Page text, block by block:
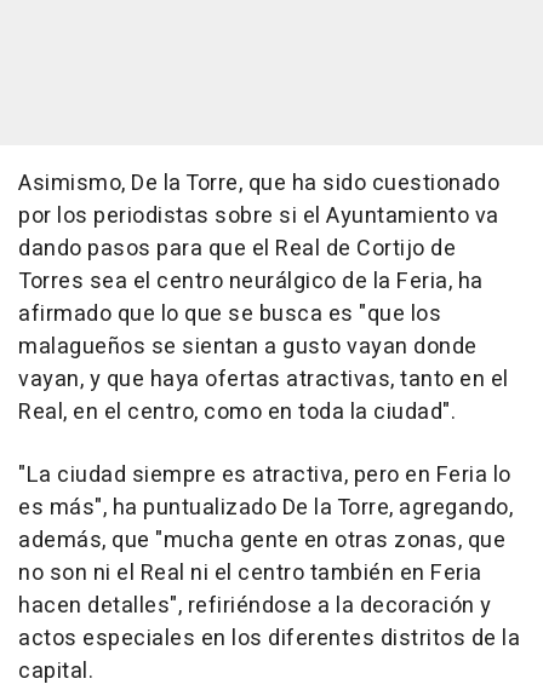
Asimismo, De la Torre, que ha sido cuestionado
por los periodistas sobre si el Ayuntamiento va
dando pasos para que el Real de Cortijo de
Torres sea el centro neurálgico de la Feria, ha
afirmado que lo que se busca es "que los
malagueños se sientan a gusto vayan donde
vayan, y que haya ofertas atractivas, tanto en el
Real, en el centro, como en toda la ciudad".
"La ciudad siempre es atractiva, pero en Feria lo
es más", ha puntualizado De la Torre, agregando,
además, que "mucha gente en otras zonas, que
no son ni el Real ni el centro también en Feria
hacen detalles", refiriéndose a la decoración y
actos especiales en los diferentes distritos de la
capital.